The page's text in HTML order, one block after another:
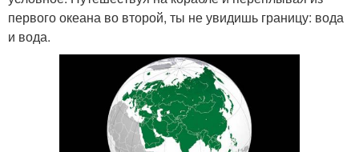
первого океана во второй, ты не увидишь границу: вода
и вода.